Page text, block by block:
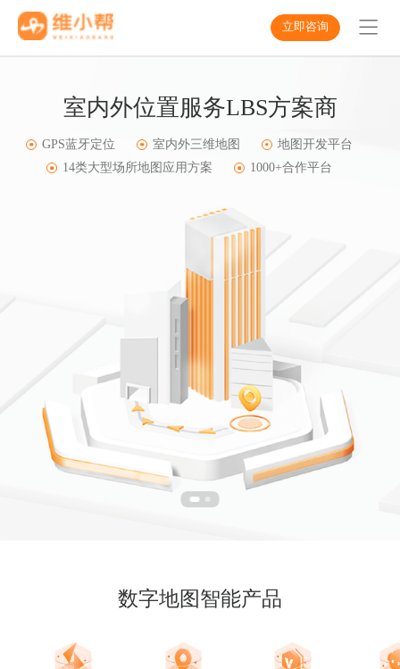
立即咨询
室内外位置服务LBS方案商
GPS蓝牙定位 室内外三维地图
地图开发平台
14类大型场所地图应用方案
1000+合作平台
数字地图智能产品